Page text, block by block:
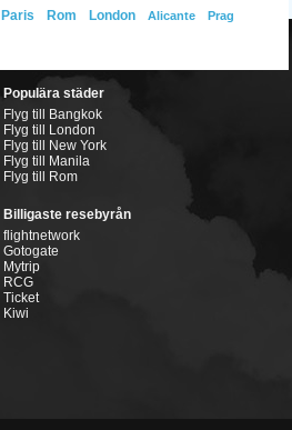
Paris Rom London Alicante Prag
Populära städer
Flyg till Bangkok
Flyg till London
Flyg till New York
Flyg till Manila
Flyg till Rom
Billigaste resebyrån
flightnetwork
Gotogate
Mytrip
RCG
Ticket
Kiwi